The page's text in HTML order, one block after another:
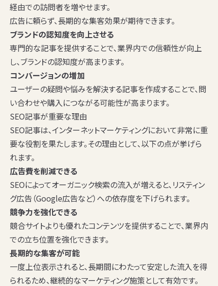
経由での訪問者を増やせます。
広告に頼らず、長期的な集客効果が期待できます。
ブランドの認知度を向上させる
専門的な記事を提供することで、業界内での信頼性が向上
し、ブランドの認知度が高まります。
コンバージョンの増加
ユーザーの疑問や悩みを解決する記事を作成することで、問
い合わせや購入につながる可能性が高まります。
SEO記事が重要な理由
SEO記事は、インターネットマーケティングにおいて非常に重
要な役割を果たします。その理由として、以下の点が挙げら
れます。
広告費を削減できる
SEOによってオーガニック検索の流入が増えると、リスティン
グ広告（Google広告など）への依存度を下げられます。
競争力を強化できる
競合サイトよりも優れたコンテンツを提供することで、業界内
での立ち位置を強化できます。
長期的な集客が可能
一度上位表示されると、長期間にわたって安定した流入を得
られるため、継続的なマーケティング施策として有効です。